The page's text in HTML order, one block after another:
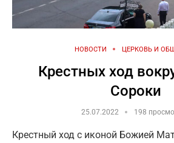
НОВОСТИ ЦЕРКОВЬ И
Крестных ход
Сороки
25.07.2022 198
Крестный ход с иконой Божией